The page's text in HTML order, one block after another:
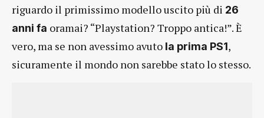
riguardo il primissimo modello uscito più di 26
anni fa oramai? “Playstation? Troppo antica!”. È
vero, ma se non avessimo avuto la prima PS1,
sicuramente il mondo non sarebbe stato lo stesso.